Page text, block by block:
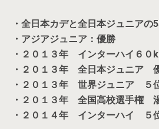
・全日本カデと全日本ジュニアの
・アジアジュニア：優勝
・２０１３年 インターハイ６０
・２０１３年 全日本ジュニア
・２０１３年 世界ジュニア ５
・２０１３年 全国高校選手権
・２０１４年 インターハイ ５